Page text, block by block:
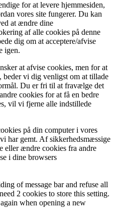
for at levere hjemmesiden,
vores site fungerer. Du kan
at ændre dine
af alle cookies på denne
dig om at acceptere/afvise
igen.
at afvise cookies, men for at
beder vi dig venligst om at tillade
Du er fri til at fravælge det
cookies for at få en bedre
vil vi fjerne alle indstillede
på din computer i vores
har gemt. Af sikkerhedsmæssige
eller ændre cookies fra andre
i dine browsers
of message bar and refuse all
2 cookies to store this setting.
when opening a new